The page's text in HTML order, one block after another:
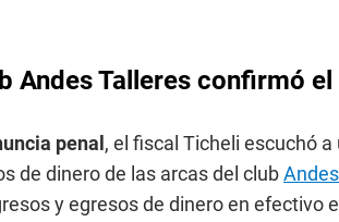
Andes Talleres confirmó
penal , el fiscal Ticheli escuchó
de dinero de las arcas del club
y egresos de dinero en efectivo